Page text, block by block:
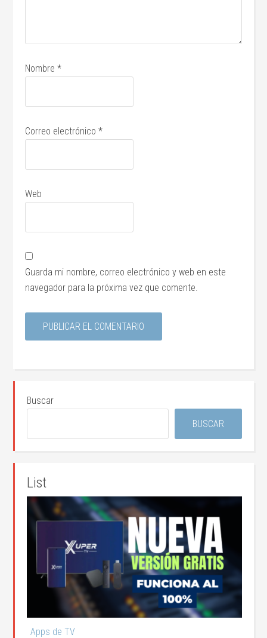
Nombre*
Correo electrónico*
Web
Guarda mi nombre, correo electrónico y web en este
navegador para la próxima vez que comente.
Buscar
BUSCAR
List
Apps de TV